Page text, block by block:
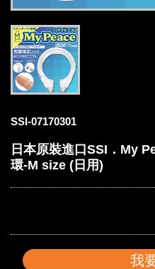
SSI-07170301
日本原裝進口SSI．My
環-M size (日用)
我